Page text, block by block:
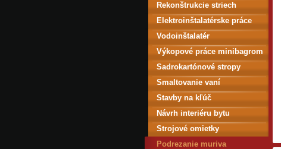
Rekonštrukcie striech
Elektroinštalatérske práce
Vodoinštalatér
Výkopové práce minibagrom
Sadrokartónové stropy
Smaltovanie vaní
Stavby na kľúč
Návrh interiéru bytu
Strojové omietky
Podrezanie muriva